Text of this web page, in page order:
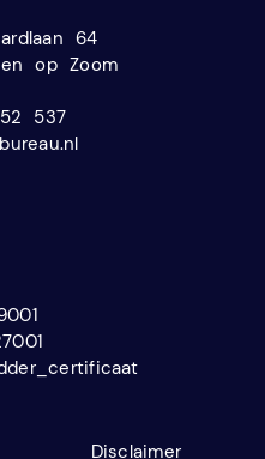
64
op Zoom
537
Disclaimer